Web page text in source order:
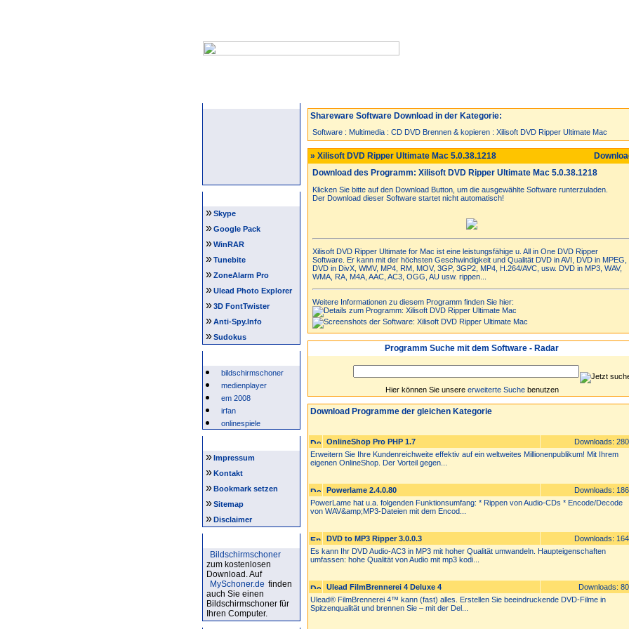
»Skype
»Google Pack
»WinRAR
»Tunebite
»ZoneAlarm Pro
»Ulead Photo Explorer
»3D FontTwister
»Anti-Spy.Info
»Sudokus
bildschirmschoner
medienplayer
em 2008
irfan
onlinespiele
»Impressum
»Kontakt
»Bookmark setzen
»Sitemap
»Disclaimer
Bildschirmschoner
zum kostenlosen
Download. Auf
MySchoner.de finden
auch Sie einen
Bildschirmschoner für
Ihren Computer.
Shareware Software Download in der Kategorie:
Software : Multimedia : CD DVD Brennen & kopieren : Xilisoft DVD Ripper Ultimate Mac
» Xilisoft DVD Ripper Ultimate Mac 5.0.38.1218
Download des Programm: Xilisoft DVD Ripper Ultimate Mac 5.0.38.1218
Klicken Sie bitte auf den Download Button, um die ausgewählte Software runterzuladen.
Der Download dieser Software startet nicht automatisch!
Xilisoft DVD Ripper Ultimate for Mac ist eine leistungsfähige u. All in One DVD Ripper
Software. Er kann mit der höchsten Geschwindigkeit und Qualität DVD in AVI, DVD in MPEG,
DVD in DivX, WMV, MP4, RM, MOV, 3GP, 3GP2, MP4, H.264/AVC, usw. DVD in MP3, WAV,
WMA, RA, M4A, AAC, AC3, OGG, AU usw. rippen...
Weitere Informationen zu diesem Programm finden Sie hier:
Programm Suche mit dem Software - Radar
Hier können Sie unsere erweiterte Suchebenutzen
Download Programme der gleichen Kategorie
OnlineShop Pro PHP 1.7
Downloads:
Erweitern Sie Ihre Kundenreichweite effektiv auf ein weltweites Millionenpublikum! Mit Ihrem
eigenen OnlineShop. Der Vorteil gegen...
Powerlame 2.4.0.80
Downloads:
PowerLame hat u.a. folgenden Funktionsumfang: * Rippen von Audio-CDs * Encode/Decode
von WAV&amp;MP3-Dateien mit dem Encod...
DVD to MP3 Ripper 3.0.0.3
Downloads:
Es kann Ihr DVD Audio-AC3 in MP3 mit hoher Qualität umwandeln. Haupteigenschaften
umfassen: hohe Qualität von Audio mit mp3 kodi...
Ulead FilmBrennerei 4 Deluxe 4
Downloads:
Ulead® FilmBrennerei 4™ kann (fast) alles. Erstellen Sie beeindruckende DVD-Filme in
Spitzenqualität und brennen Sie – mit der Del...